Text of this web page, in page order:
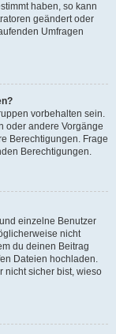
haben, so kann
geändert oder
Umfragen
vorbehalten sein.
oder andere Vorgänge
Berechtigungen. Frage
Berechtigungen.
einzelne Benutzer
nicht
du deinen Beitrag
Dateien hochladen.
nicht sicher bist, wieso